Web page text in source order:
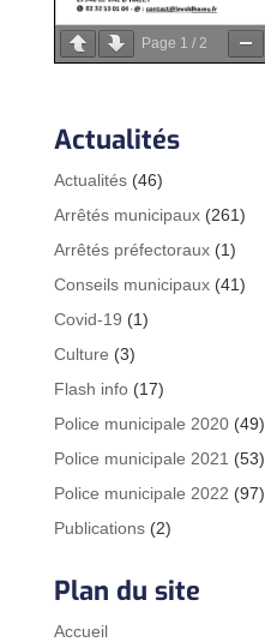
Page 1 / 2
Actualités
Actualités(46)
Arrêtés municipaux(261)
Arrêtés préfectoraux(1)
Conseils municipaux(41)
Covid-19 (1)
Culture (3)
Flash info(17)
Police municipale 2020(49)
Police municipale 2021 (53)
Police municipale 2022 (97)
Publications(2)
Plan du site
Accueil